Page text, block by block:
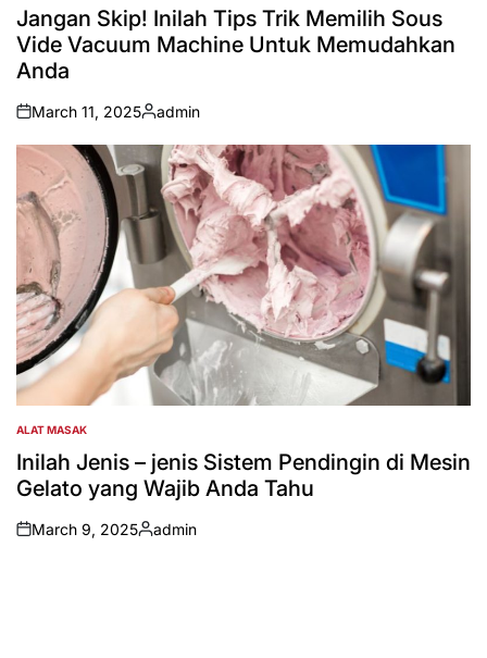
IN
Jangan Skip! Inilah Tips Trik Memilih Sous
Vide Vacuum Machine Untuk Memudahkan
Anda
on
March 11, 2025
Posted
by
admin
POSTED
IN
ALAT MASAK
Inilah Jenis – jenis Sistem Pendingin di Mesin
Gelato yang Wajib Anda Tahu
on
March 9, 2025
Posted
admin